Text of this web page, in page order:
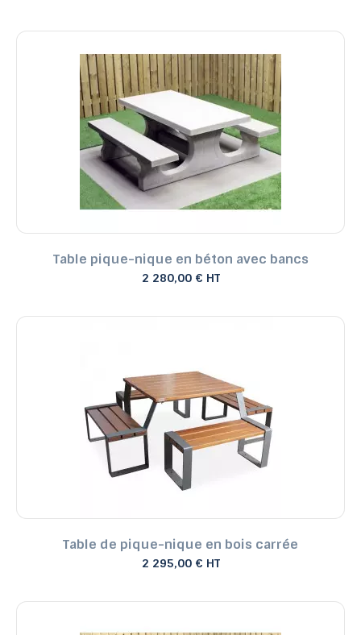
Table pique-nique en béton avec bancs
2 280,00 € HT
Table de pique-nique en bois carrée
2 295,00 € HT